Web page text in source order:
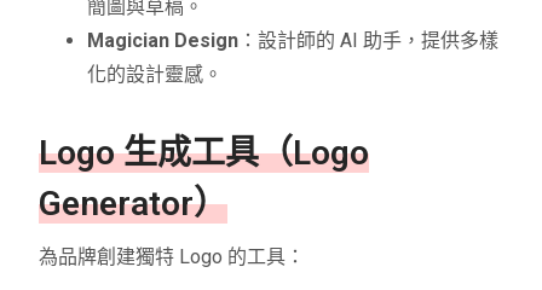
簡圖與草稿。
Magician Design ：設計師的 AI 助手，提供多樣
化的設計靈感。
Logo 生成工具（Logo
Generator）
為品牌創建獨特 Logo 的工具：